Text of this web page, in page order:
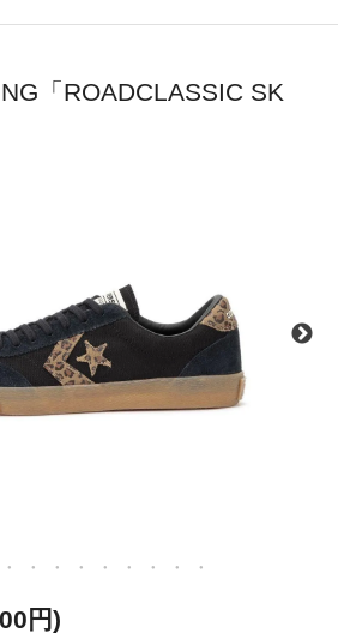
「ROADCLASSIC SK
円)